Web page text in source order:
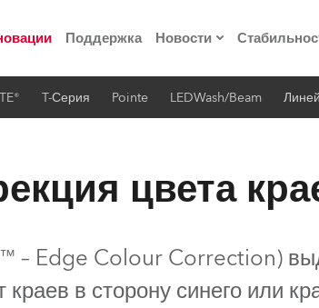
Поддержка Новости
Пресс-релизы
T-Серия Pointe LEDWash/Beam
цвета
– Edge Colour Correction)
в сторону синего или